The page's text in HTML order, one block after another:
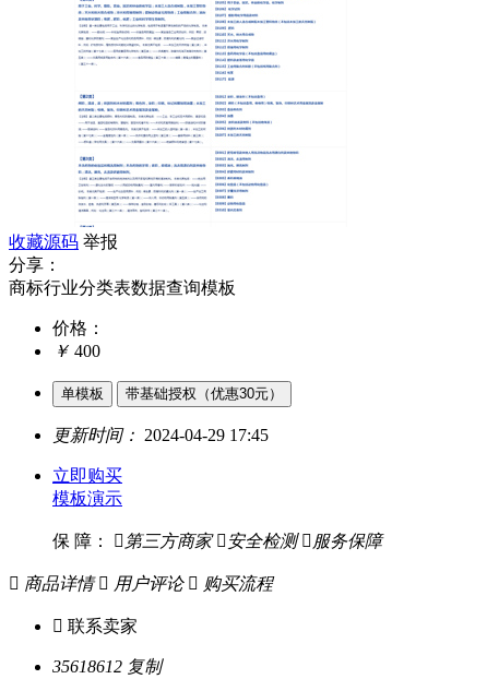
收藏源码 举报
分享：
商标行业分类表数据查询模板
价格：
￥ 400
单模板 带基础授权（优惠30元）
更新时间： 2024-04-29 17:45
立即购买
模板演示
保 障：  第三方商家  安全检测  服务保障
 商品详情  用户评论  购买流程
 联系卖家
35618612 复制